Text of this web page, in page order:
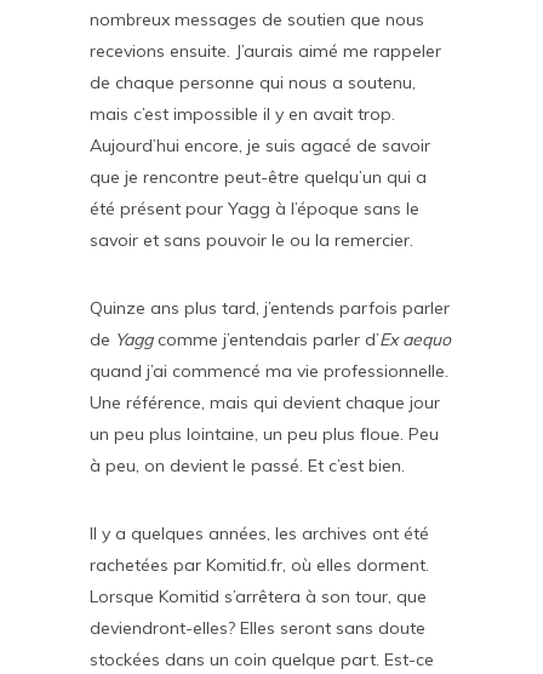
nombreux messages de soutien que nous
recevions ensuite. J’aurais aimé me rappeler
de chaque personne qui nous a soutenu,
mais c’est impossible il y en avait trop.
Aujourd’hui encore, je suis agacé de savoir
que je rencontre peut-être quelqu’un qui a
été présent pour Yagg à l’époque sans le
savoir et sans pouvoir le ou la remercier.
Quinze ans plus tard, j’entends parfois parler
de Yaggcomme j’entendais parler d’Ex aequo
quand j’ai commencé ma vie professionnelle.
Une référence, mais qui devient chaque jour
un peu plus lointaine, un peu plus floue. Peu
à peu, on devient le passé. Et c’est bien.
Il y a quelques années, les archives ont été
rachetées par Komitid.fr, où elles dorment.
Lorsque Komitid s’arrêtera à son tour, que
deviendront-elles? Elles seront sans doute
stockées dans un coin quelque part. Est-ce